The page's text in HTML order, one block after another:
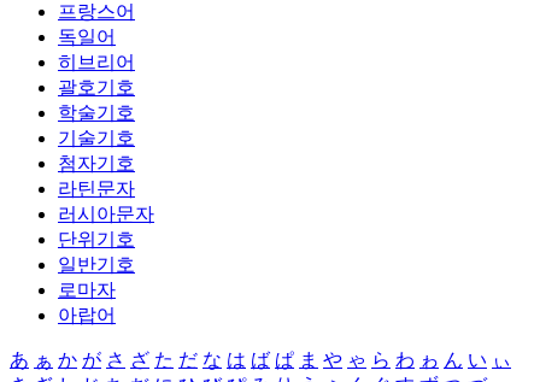
프랑스어
독일어
히브리어
괄호기호
학술기호
기술기호
첨자기호
라틴문자
러시아문자
단위기호
일반기호
로마자
아랍어
あ ぁ か が さ ざ た だ な は ば ぱ ま や ゃ ら わ ゎ ん い ぃ